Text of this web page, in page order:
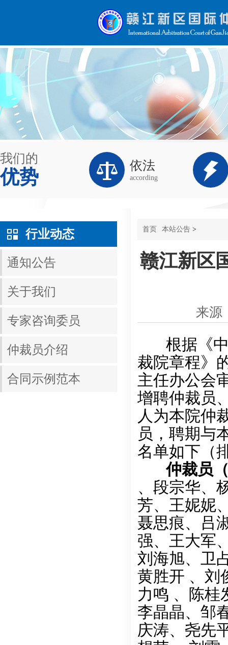
我们的
优势  依法
according 
行业动态
通知公告
关于我们
专家咨询委员
仲裁员介绍
合同示例范本
首页 >
本站公告
赣江新区
来源
根据《中
裁院章程》
主任办公会
增聘仲裁员
人为本院仲
员，聘期与
名单如下（
仲裁员（
、段宗华、
芳、王妮妮
聂思痕、吕
强、王大军
刘海旭、卫
黄胜开 、刘
力鸣 、陈桂
李晶晶、邹
庆涛、尧先